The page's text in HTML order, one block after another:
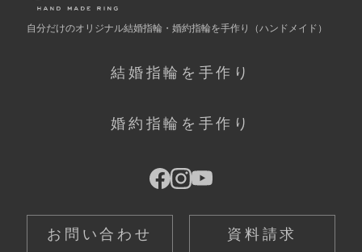
自分だけのオリジナル結婚指輪・婚約指輪を手作り （ハンドメイド）
結婚指輪を手作り
婚約指輪を手作り
お問い合わせ 資料請求